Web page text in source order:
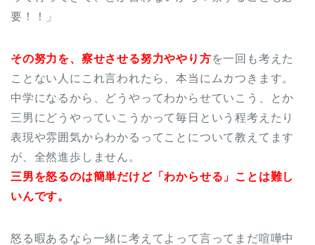
要！！」
その努力を、察せさせる努力ややり方を一回も考えた
ことない人にこれ言われたら、本当にムカつきます。
中学になるから、どうやってわからせていこう、とか
三男にどうやっていこうかって毎日という程考えたり
表現や雰囲気からわかるってことについて教えてます
が、全然進歩しません。
三男を怒るのは簡単だけど「わからせる」ことは難し
いんです。
怒る暇あるなら一緒に考えてよって言ってまだ喧嘩中